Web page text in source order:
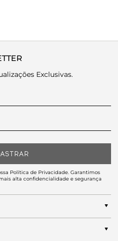
Exclusivas.
Política de Privacidade. Garantimos
alta confidencialidade e segurança